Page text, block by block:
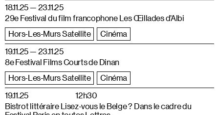
18.11.25 — 23.11.25
Hors-Les-Murs Satellite Cinéma
29e Festival du film francophone Les Œillades d’Albi
19.11.25 — 23.11.25
Hors-Les-Murs Satellite Cinéma
8e Festival Films Courts de Dinan
19.11.25 12h30
Bistrot littéraire Lisez-vous le Belge ? Dans le cadre du